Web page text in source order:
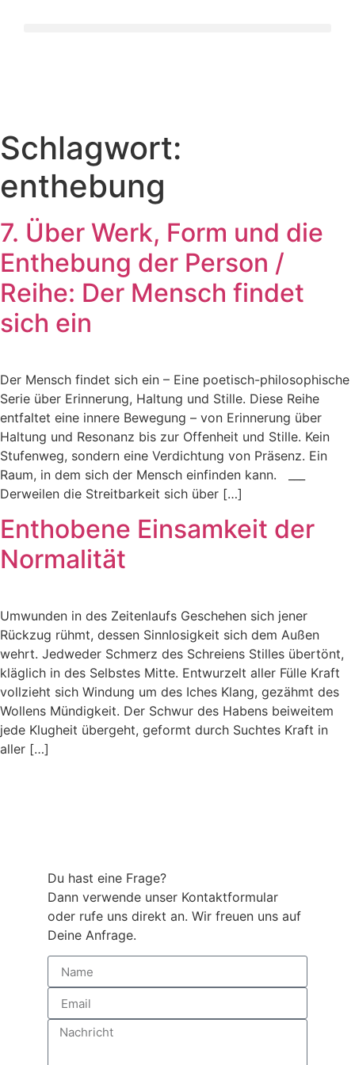
Schlagwort:
enthebung
7. Über Werk, Form und die
Enthebung der Person /
Reihe: Der Mensch findet
sich ein
Der Mensch findet sich ein – Eine poetisch-philosophische
Serie über Erinnerung, Haltung und Stille. Diese Reihe
entfaltet eine innere Bewegung – von Erinnerung über
Haltung und Resonanz bis zur Offenheit und Stille. Kein
Stufenweg, sondern eine Verdichtung von Präsenz. Ein
Raum, in dem sich der Mensch einfinden kann. ___
Derweilen die Streitbarkeit sich über […]
Enthobene Einsamkeit der
Normalität
Umwunden in des Zeitenlaufs Geschehen sich jener
Rückzug rühmt, dessen Sinnlosigkeit sich dem Außen
wehrt. Jedweder Schmerz des Schreiens Stilles übertönt,
kläglich in des Selbstes Mitte. Entwurzelt aller Fülle Kraft
vollzieht sich Windung um des Iches Klang, gezähmt des
Wollens Mündigkeit. Der Schwur des Habens beiweitem
jede Klugheit übergeht, geformt durch Suchtes Kraft in
aller […]
Du hast eine Frage?
Dann verwende unser Kontaktformular
oder rufe uns direkt an. Wir freuen uns auf
Deine Anfrage.